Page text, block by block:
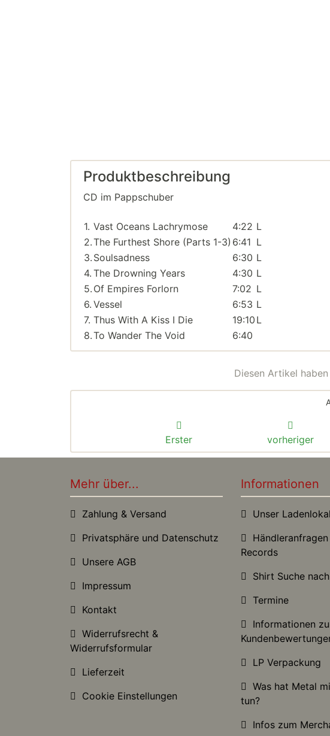
Produktbeschreibung
CD im Pappschuber
1. Vast Oceans Lachrymose 4:22 L
2.The Furthest Shore (Parts 1-3) 6:41 L
3. Soulsadness 6:30 L
4. The Drowning Years 4:30 L
5. Of Empires Forlorn 7:02 L
6. Vessel 6:53 L
7. Thus With A Kiss I Die 19:10 L
8.To Wander The Void 6:40
Diesen Artikel
Erster vorheriger
Mehr über...
Zahlung & Versand
Privatsphäre und Datenschutz
Unsere AGB
Impressum
Kontakt
Widerrufsrecht &
Widerrufsformular
Lieferzeit
Cookie Einstellungen
Informationen
Unser Ladenlokal
Records
Shirt Suche
Termine
Informationen
LP Verpackung
Was hat Metal
tun?
Infos zum